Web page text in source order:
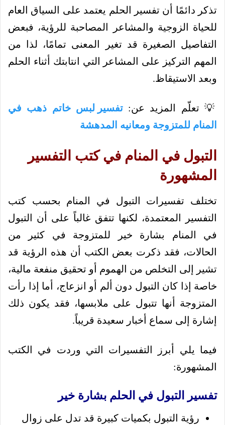
تذكر دائمًا أن تفسير الحلم يعتمد على السياق العام
للحياة الزوجية والمشاعر المصاحبة للرؤية، فبعض
التفاصيل الصغيرة قد تغير المعنى تمامًا، لذا من
المهم التركيز على المشاعر التي انتابتك أثناء الحلم
وبعد الاستيقاظ.
💡 تعلّم المزيد عن:تفسير لبس خاتم ذهب في
المنام للمتزوجة ومعانيه المدهشة
التبول في المنام في كتب التفسير
المشهورة
تختلف تفسيرات التبول في المنام بحسب كتب
التفسير المعتمدة، لكنها تتفق غالباً على أن التبول
في المنام بشارة خير للمتزوجة في كثير من
الحالات، فقد ذكرت بعض الكتب أن هذه الرؤية قد
تشير إلى التخلص من الهموم أو تحقيق منفعة مالية،
خاصة إذا كان التبول دون ألم أو انزعاج، أما إذا رأت
المتزوجة أنها تتبول على ملابسها، فقد يكون ذلك
إشارة إلى سماع أخبار سعيدة قريباً.
فيما يلي أبرز التفسيرات التي وردت في الكتب
المشهورة:
تفسير التبول في الحلم بشارة خير
رؤية التبول بكميات كبيرة قد تدل على زوال